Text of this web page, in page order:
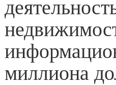
миллиона